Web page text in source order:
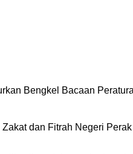
Bengkel Bacaan
dan Fitrah Negeri